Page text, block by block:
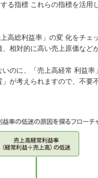
る指標 これらの指標を活用
高総利益率」の変 化をチェ
相対的に高い売上原価など
のに、「売上高経常 利益率
が考えられますので、不要